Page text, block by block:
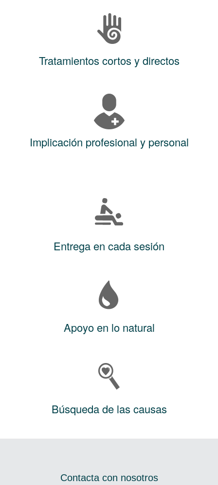
Tratamientos cortos y directos
Implicación profesional y personal
Entrega en cada sesión
Apoyo en lo natural
Búsqueda de las causas
Contacta con nosotros